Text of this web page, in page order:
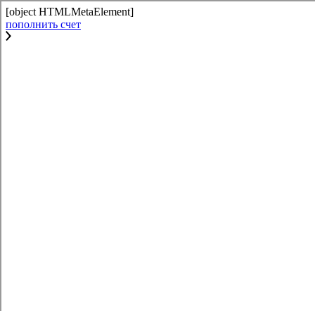
[object HTMLMetaElement]
пополнить счет